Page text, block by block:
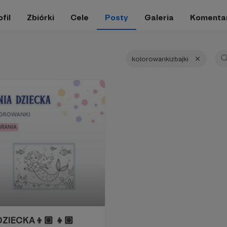
Zbiórki Cele Posty Galeria
kolorowankizbajki
👧🏼